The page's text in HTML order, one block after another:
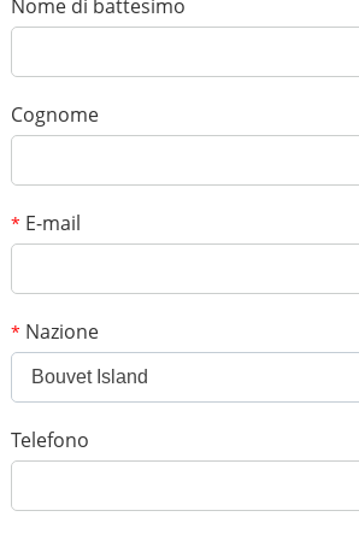
*Messaggio
Aggiungi le tue immagini
Nome di battesimo
Cognome
* E-mail
* Nazione
Bouvet Island
Telefono